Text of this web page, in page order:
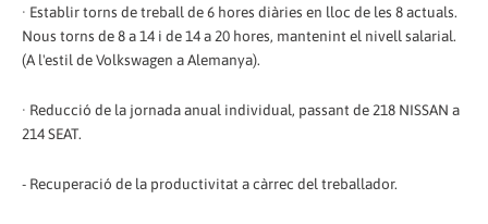
· Establir torns de treball de 6 hores diàries en lloc de les 8 actuals.
Nous torns de 8 a 14 i de 14 a 20 hores, mantenint el nivell salarial.
(A l'estil de Volkswagen a Alemanya).
· Reducció de la jornada anual individual, passant de 218 NISSAN a
214 SEAT.
- Recuperació de la productivitat a càrrec del treballador.